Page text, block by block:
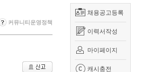
채용공고등록
이력서작성
마이페이지
캐시충전
커뮤니티운영정책